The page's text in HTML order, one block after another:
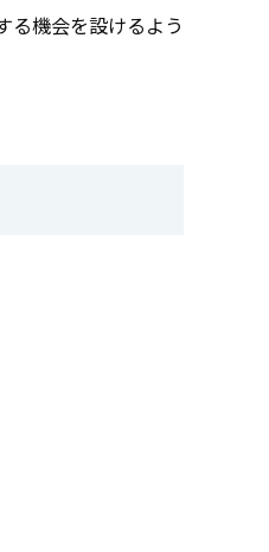
る機会を設けるよう